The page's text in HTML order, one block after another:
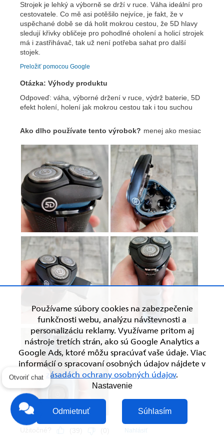
Používame súbory cookies na zabezpečenie
funkčnosti webu, analýzu návštevnosti a
personalizáciu reklamy. Využívame pritom aj
nástroje tretích strán, ako sú Google Analytics a
Google Ads, ktoré môžu spracúvať vaše údaje. Viac
informácií o spracovaní osobných údajov nájdete v
zásadách ochrany osobných údajov.
Nastavenie
Odmietnuť Súhlasím